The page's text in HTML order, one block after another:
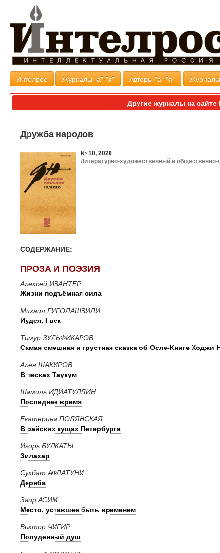
Интелрос Журналы "а"-"я" Авторы "а"-"я"
Другие журналы на
Дружба народов
№ 10, 2020
Литературно-художественный и общественно-
СОДЕРЖАНИЕ:
ПРОЗА И ПОЭЗИЯ
Алексей ИВАНТЕР
Жизни подъёмная сила
Михаил ГИГОЛАШВИЛИ
Иудея, I век
Тимур ЗУЛЬФИКАРОВ
Самая смешная и грустная сказка об Осле-Книге Ходжи
Ален ШАКИРОВ
В песках Таукум
Шамиль ИДИАТУЛЛИН
Последнее время
Екатерина ПОЛЯНСКАЯ
В райских кущах Петербурга
Игорь БУЛКАТЫ
Зилахар
Сухбат АФЛАТУНИ
Деряба
Заир АСИМ
Место, уставшее быть временем
Виктор ЧИГИР
Полуденный душ